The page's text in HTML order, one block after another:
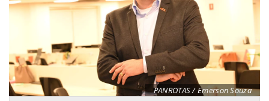
PANROTAS / Emerson Souza